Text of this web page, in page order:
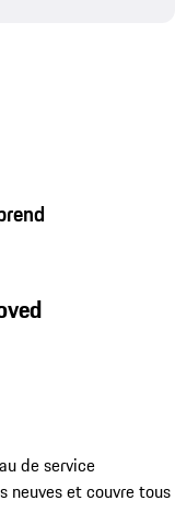
de service
neuves et couvre tous